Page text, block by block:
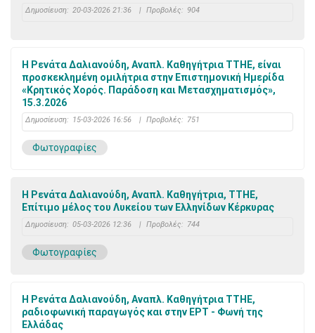
Δημοσίευση: 20-03-2026 21:36 | Προβολές: 904
Η Ρενάτα Δαλιανούδη, Αναπλ. Καθηγήτρια ΤΤΗΕ, είναι
προσκεκλημένη ομιλήτρια στην Επιστημονική Ημερίδα
«Κρητικός Χορός. Παράδοση και Μετασχηματισμός»,
15.3.2026
Δημοσίευση: 15-03-2026 16:56 | Προβολές: 751
Φωτογραφίες
Η Ρενάτα Δαλιανούδη, Αναπλ. Καθηγήτρια, ΤΤΗΕ,
Επίτιμο μέλος του Λυκείου των Ελληνίδων Κέρκυρας
Δημοσίευση: 05-03-2026 12:36 | Προβολές: 744
Φωτογραφίες
H Ρενάτα Δαλιανούδη, Αναπλ. Καθηγήτρια ΤΤΗΕ,
ραδιοφωνική παραγωγός και στην ΕΡΤ - Φωνή της
Ελλάδας